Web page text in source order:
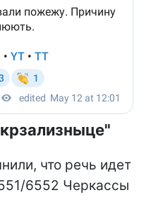
что речь идет
6552 Черкассы